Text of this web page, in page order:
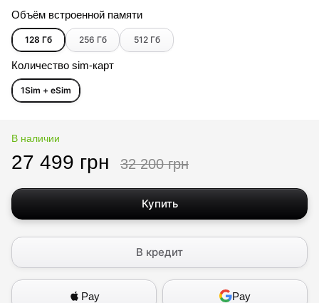
Объём встроенной памяти
128 Гб 256 Гб 512 Гб
Количество sim-карт
1Sim + eSim
В наличии
27 499 грн 32 200 грн
Купить
В кредит
Pay Pay